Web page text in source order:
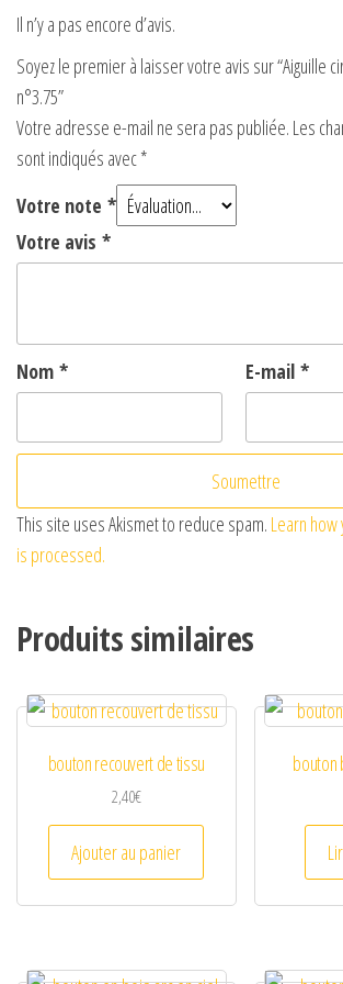
d
e
Il n’y a pas encore d’avis.
Soyez le premier à laisser votre avis sur “Aiguille
n°3.75”
Votre adresse e-mail ne sera pas publiée. Les
sont indiqués avec*
Votre note *
Votre avis *
Nom * E-mail *
This site uses Akismet to reduce spam. Learn
is processed.
Produits similaires
bouton recouvert de tissu
2,40€
Ajouter au panier
bouton